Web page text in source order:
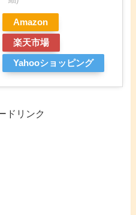
Amazon
楽天市場
Yahooショッピング
ドリンク